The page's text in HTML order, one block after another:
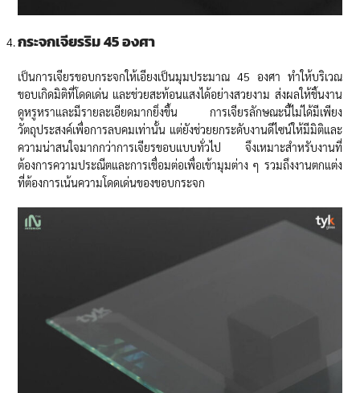
กระจกเจียรริม 45 องศา
เป็นการเจียรขอบกระจกให้เอียงเป็นมุมประมาณ 45 องศา ทำให้บริเวณ
ขอบเกิดมิติที่โดดเด่น และช่วยสะท้อนแสงได้อย่างสวยงาม ส่งผลให้ชิ้นงาน
ดูหรูหราและมีรายละเอียดมากยิ่งขึ้น การเจียรลักษณะนี้ไม่ได้มีเพียง
วัตถุประสงค์เพื่อการลบคมเท่านั้น แต่ยังช่วยยกระดับงานดีไซน์ให้มีมิติและ
ความน่าสนใจมากกว่าการเจียรขอบแบบทั่วไป จึงเหมาะสำหรับงานที่
ต้องการความประณีตและการเชื่อมต่อเพื่อเข้ามุมต่าง ๆ รวมถึงงานตกแต่ง
ที่ต้องการเน้นความโดดเด่นของขอบกระจก